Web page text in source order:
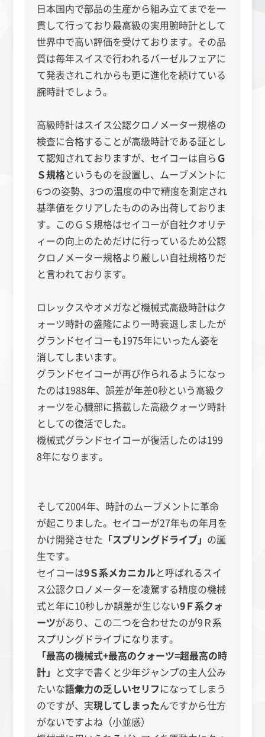
日本国内で部品の生産から組み立てまでを一
貫して行っており最高級の実用腕時計として
世界中で高い評価を受けております。その品
質は毎年スイスで行われるバーゼルフェアに
て発表されこれからも更に進化を続けている
腕時計でしょう。
高級時計はスイス公認クロノメーター規格の
検査に合格することが高級時計である証とし
て認知されておりますが、セイコーは自らＧ
Ｓ規格というものを設置し、ムーブメントに
6つの姿勢、3つの温度の中で精度を測定され
基準値をクリアしたもののみ出荷しておりま
す。このＧＳ規格はセイコーが自社クオリテ
ィーの向上のためだけに行っているため公認
クロノメーター規格より厳しい自社規格りだ
と言われております。
ロレックスやオメガなど機械式高級時計はク
ォーツ時計の盛隆により一時衰退しましたが
グランドセイコーも1975年にいったん姿を
消してしまいます。
グランドセイコーが再び作られるようになっ
たのは1988年、誤差が年差0秒という高級ク
ォーツを心臓部に搭載した高級クォーツ時計
としての復活でした。
機械式グランドセイコーが復活したのは199
8年になります。
そして2004年、時計のムーブメントに革命
が起こりました。セイコーが27年もの年月を
かけ開発させた 「スプリングドライブ」 の誕
生です。
セイコーは9Ｓ系メカニカルと呼ばれるスイ
ス公認クロノメーターを凌駕する精度の機械
式と年に10秒しか誤差が生じない9Ｆ系クォ
ーツがあり、この二つを合わせたのが9Ｒ系
スプリングドライブになります。
「最高の機械式+最高のクォーツ=超最高の時
計」 と文字で書くと少年ジャンプの主人公み
たいな語彙力の乏しいセリフになってしまう
のですが、実現してしまったんですから仕方
がないですよね（小並感）